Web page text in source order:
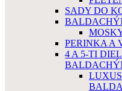
SADY DO
PERINKA A
4 A 5-TI